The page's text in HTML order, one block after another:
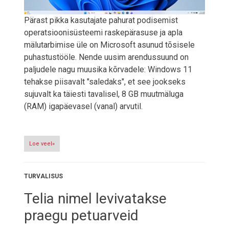
Pärast pikka kasutajate pahurat podisemist
operatsioonisüsteemi raskepärasuse ja apla
mälutarbimise üle on Microsoft asunud tõsisele
puhastustööle. Nende uusim arendussuund on
paljudele nagu muusika kõrvadele: Windows 11
tehakse piisavalt "saledaks", et see jookseks
sujuvalt ka täiesti tavalisel, 8 GB muutmäluga
(RAM) igapäevasel (vanal) arvutil.
Loe veel»
TURVALISUS
Telia nimel levivatakse
praegu petuarveid